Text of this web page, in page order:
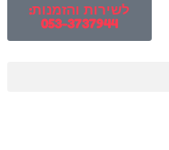
לשירות והזמנות:
053-3737944